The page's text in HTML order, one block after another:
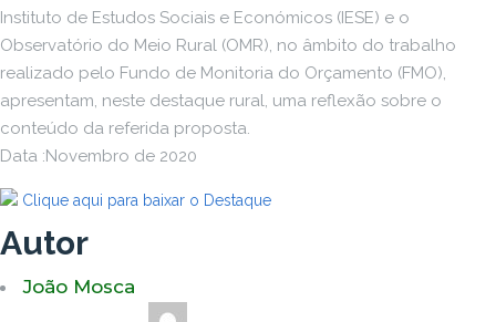
Instituto de Estudos Sociais e Económicos (IESE) e o
Observatório do Meio Rural (OMR), no âmbito do trabalho
realizado pelo Fundo de Monitoria do Orçamento (FMO),
apresentam, neste destaque rural, uma reflexão sobre o
conteúdo da referida proposta.
Data :Novembro de 2020
Clique aqui para baixar o Destaque
Autor
João Mosca